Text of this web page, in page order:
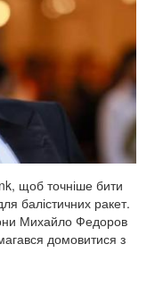
щоб точніше бити
балістичних ракет.
Михайло Федоров
домовитися з